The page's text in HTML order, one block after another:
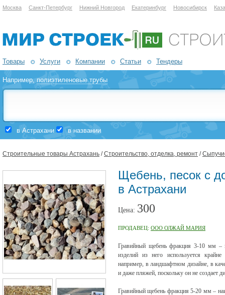
Москва Санкт-Петербург Нижний Новгород Екатеринбург Новосибирск
Товары Услуги Компании Статьи Тендеры
Например,полиэтиленовые трубы
в Астрахани в названии
Строительные товары Астрахань /Строительство, отделка, ремонт /
Щебень, песок с
в Астрахани
Цена: 300
ПРОДАВЕЦ: ООО ОЛЖАЙ МАРИЯ
Гравийный щебень фракция 3-10 мм –
изделий из него используется
например, в ландшафтном дизайне, в
и даже пляжей, поскольку он не создает
Гравийный щебень фракция 5-20 мм –